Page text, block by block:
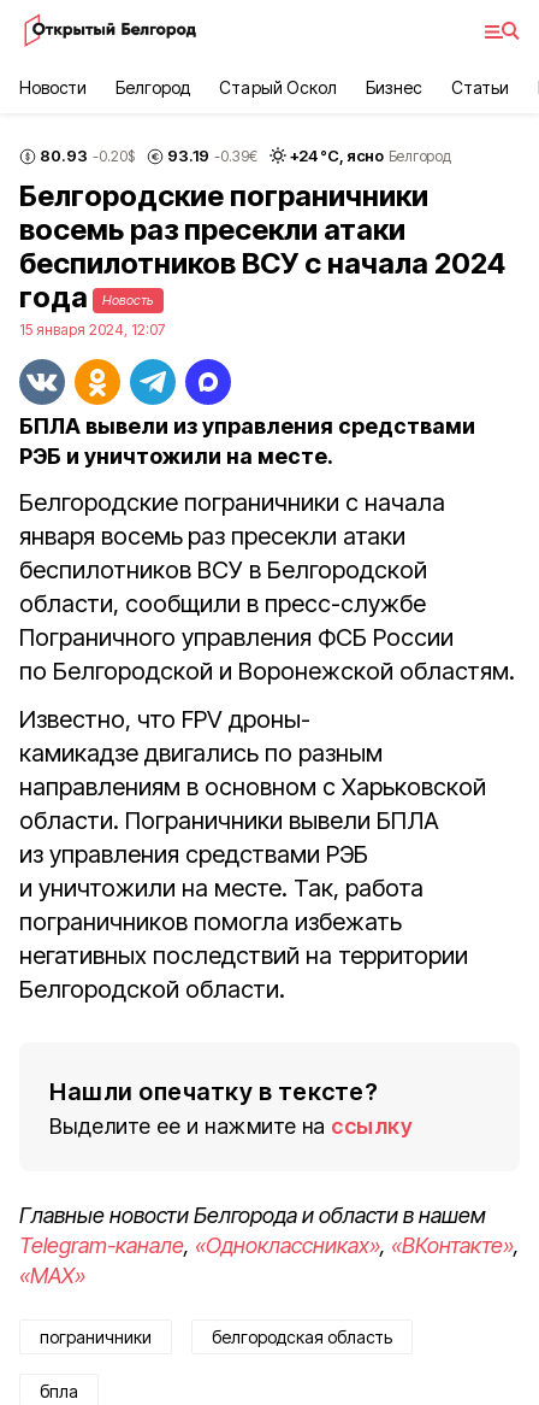
Новости Белгород Старый Оскол Бизнес Статьи
80.93 -0.20$ 93.19 -0.39€ +24°С, ясно Белгород
Белгородские пограничники
восемь раз пресекли атаки
беспилотников ВСУ с начала 2024
года
Новость
15 января 2024, 12:07
БПЛА вывели из управления средствами
РЭБ и уничтожили на месте.
Белгородские пограничники с начала
января восемь раз пресекли атаки
беспилотников ВСУ в Белгородской
области, сообщили в пресс-службе
Пограничного управления ФСБ России
по Белгородской и Воронежской областям.
Известно, что FPV дроны-
камикадзе двигались по разным
направлениям в основном с Харьковской
области. Пограничники вывели БПЛА
из управления средствами РЭБ
и уничтожили на месте. Так, работа
пограничников помогла избежать
негативных последствий на территории
Белгородской области.
Нашли опечатку в тексте?
Выделите ее и нажмите на ссылку
Главные новости Белгорода и области в нашем
Telegram-канале, «Одноклассниках», «ВКонтакте»,
«MAX»
пограничники белгородская область
бпла